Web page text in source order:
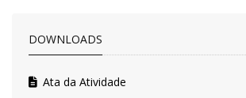
DOWNLOADS
Ata da Atividade